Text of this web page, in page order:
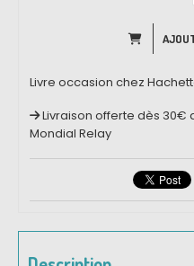
Livre occasion chez
Livraison offerte dès 30€
Mondial Relay